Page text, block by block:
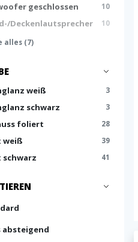
geschlossen 10
Deckenlautsprecher 10
alles (7)
weiß 3
schwarz 3
foliert 28
weiß 39
41
absteigend